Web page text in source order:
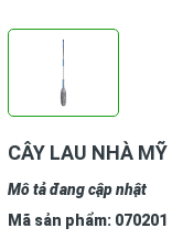
CÂY LAU NHÀ
Mô tả đang cập nhật
Mã sản phẩm: 070201